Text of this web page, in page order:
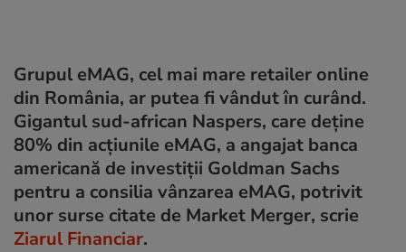
Grupul eMAG, cel mai mare retailer online
din România, ar putea fi vândut în curând.
Gigantul sud-african Naspers, care deține
80% din acțiunile eMAG, a angajat banca
americană de investiții Goldman Sachs
pentru a consilia vânzarea eMAG, potrivit
unor surse citate de Market Merger, scrie
Ziarul Financiar.